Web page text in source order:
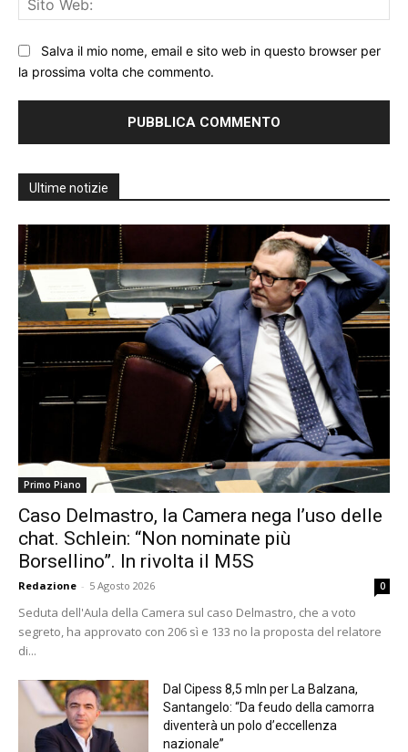
Salva il mio nome, email e sito web in questo browser per
la prossima volta che commento.
Ultime notizie
Primo Piano
Caso Delmastro, la Camera nega l’uso delle
chat. Schlein: “Non nominate più
Borsellino”. In rivolta il M5S
Redazione - 5 Agosto 2026 0
Seduta dell'Aula della Camera sul caso Delmastro, che a voto
segreto, ha approvato con 206 sì e 133 no la proposta del relatore
di...
Dal Cipess 8,5 mln per La Balzana,
Santangelo: “Da feudo della camorra
diventerà un polo d’eccellenza
nazionale”